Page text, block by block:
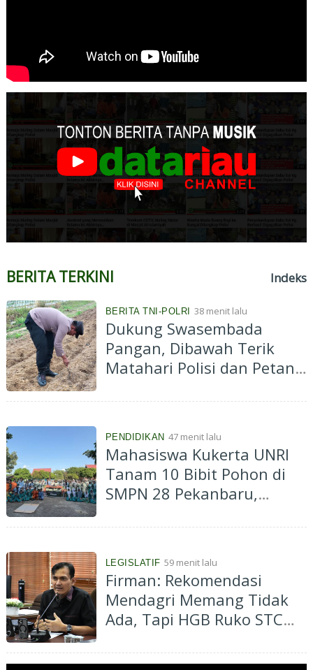
BERITA TERKINI Indeks
BERITA TNI-POLRI 38 menit lalu
Dukung Swasembada
Pangan, Dibawah Terik
Matahari Polisi dan Petani
Abu Huroiroh
PENDIDIKAN 47 menit lalu
Mahasiswa Kukerta UNRI
Tanam 10 Bibit Pohon di
SMPN 28 Pekanbaru,
School
LEGISLATIF 59 menit lalu
Firman: Rekomendasi
Mendagri Memang Tidak
Ada, Tapi HGB Ruko STC
Diperpanjang!